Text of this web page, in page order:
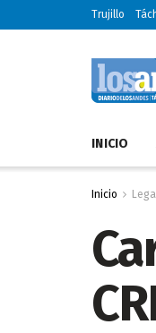
Trujillo
INICIO
Inicio